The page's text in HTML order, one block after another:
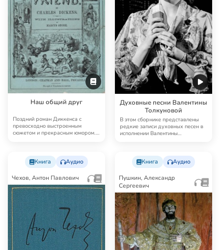
Наш общий друг
Поздний роман Диккенса с
превосходно выстроенным
сюжетом и прекрасным юмором.
Духовные песни Валентины
Толкуновой
В этом сборнике представлены
редкие записи духовных песен в
исполнении Валентины
Книга Аудио
Чехов, Антон Павлович
Книга Аудио
Пушкин, Александр
Сергеевич